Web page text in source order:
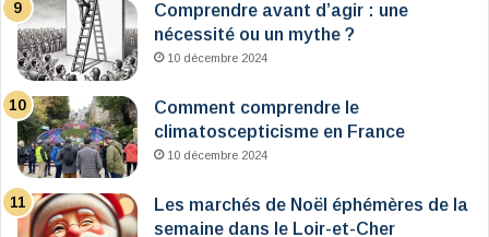
Comprendre avant d’agir : une
nécessité ou un mythe ?
10 décembre 2024
Comment comprendre le
climatoscepticisme en France
10 décembre 2024
Les marchés de Noël éphémères de la
semaine dans le Loir-et-Cher